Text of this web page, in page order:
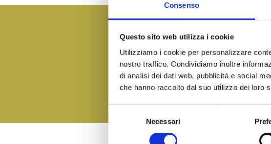
Consenso
Questo sito web utilizza i cookie
Utilizziamo i cookie per personalizzare
nostro traffico. Condividiamo inoltre
di analisi dei dati web, pubblicità e social
che hanno raccolto dal suo utilizzo dei loro
del
Necessari